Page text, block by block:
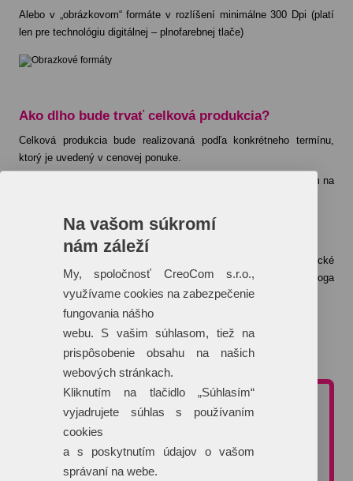
Alebo v „obrázkovom“ formáte v rozlíšení minimálne 300 Dpi (platí
len pre technológiu digitálnej – plnofarebnej tlače)
Ako dlho bude trvať celková produkcia?
Celková produkcia bude realizovaná podľa konkrétneho termínu,
ktorý je uvedený v cenovej ponuke.
Konkrétny termín dodania je uvedený vždy individuálne vzhľadom na
Čo ak nemám logo v krivkách?
Logo do tlačového a teda krivkového formátu Vám naše grafické
štúdio dokáže „prekresliť“ na základe zaslaného iného formátu loga
(napríklad JPG formát).
Táto služba je spoplatnená sumou 25 €/hodina grafických prác.
Viac o technológiách potlače >>
NEZÁVÄZNÁ CENOVÁ PONUKA
typu potlače?
Na vašom súkromí
nám záleží
My, spoločnosť CreoCom s.r.o.,
využívame cookies na zabezpečenie
fungovania nášho
webu. S vašim súhlasom, tiež na
prispôsobenie obsahu na našich
webových stránkach.
Kliknutím na tlačidlo „Súhlasím“
vyjadrujete súhlas s používaním
cookies
a s poskytnutím údajov o vašom
správaní na webe.